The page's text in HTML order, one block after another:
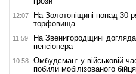
12:07
На Золотоніщині понад 30
торфовища
11:59
На Звенигородщині
пенсіонера
10:58
Омбудсман: у військовій
побили мобілізованого бійця